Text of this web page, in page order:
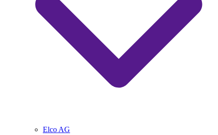
Elco AG